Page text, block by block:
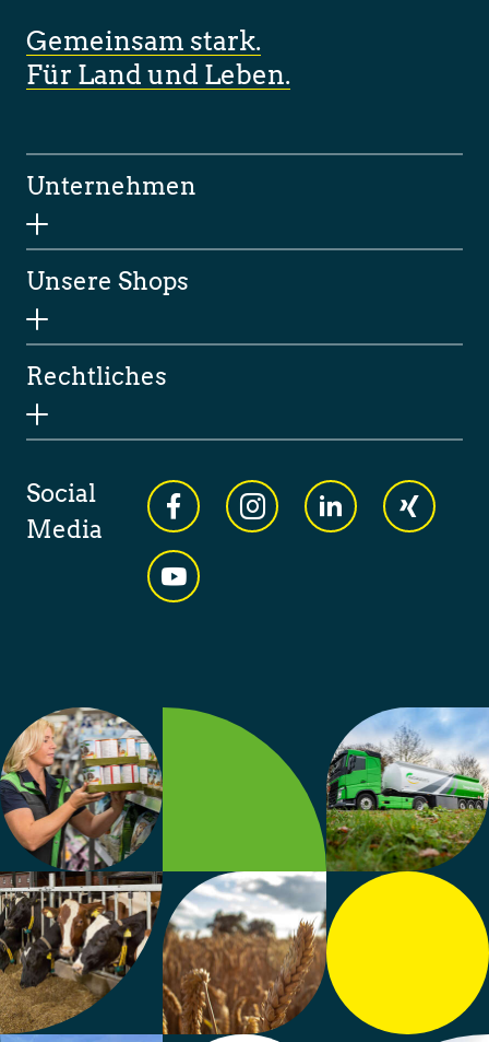
Gemeinsam stark.
Für Land und Leben.
Unternehmen
Unsere Shops
Rechtliches
Social
Media